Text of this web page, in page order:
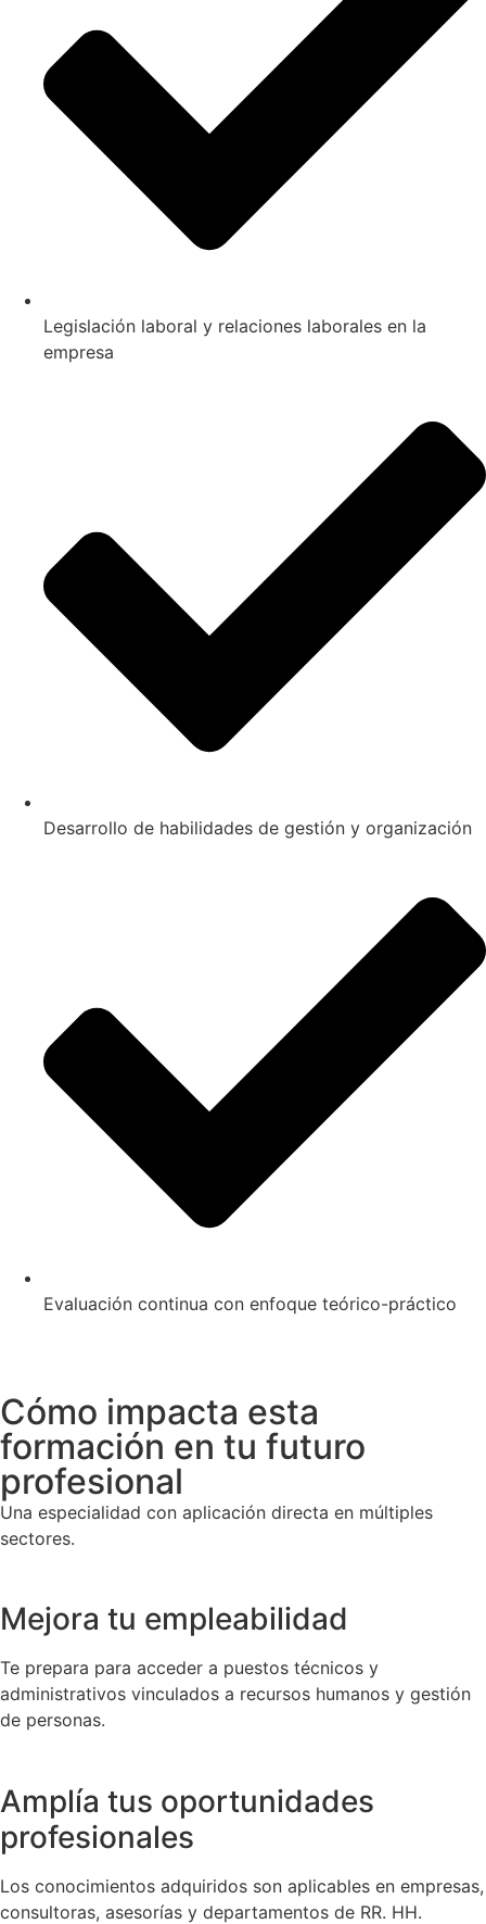
Legislación laboral y relaciones laborales en la
empresa
Desarrollo de habilidades de gestión y organización
Evaluación continua con enfoque teórico-práctico
Cómo impacta esta
formación en tu futuro
profesional
Una especialidad con aplicación directa en múltiples
sectores.
Mejora tu empleabilidad
Te prepara para acceder a puestos técnicos y
administrativos vinculados a recursos humanos y gestión
de personas.
Amplía tus oportunidades
profesionales
Los conocimientos adquiridos son aplicables en empresas,
consultoras, asesorías y departamentos de RR. HH.